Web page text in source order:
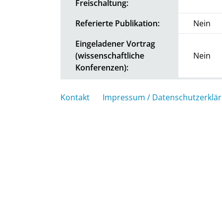
Freischaltung:
Referierte Publikation:
Nein
Eingeladener Vortrag
(wissenschaftliche
Konferenzen):
Nein
Kontakt Impressum /